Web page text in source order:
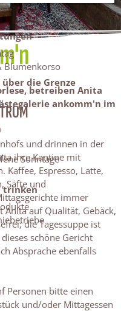
Blumenkorso
die Grenze
Sonntage
trinken
betreiben Anita
ankomm'n im
und drinnen in der
ihre Kantine mit
Kaffee, Espresso, Latte,
Säfte und
immer
Anita auf Qualität, Gebäck,
die Tagessuppe ist
schöne Gericht
Absprache ebenfalls
Personen bitte einen
und/oder Mittagessen